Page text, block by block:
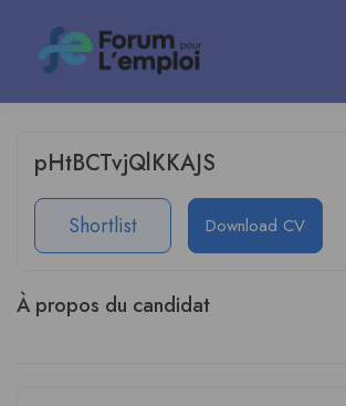
pHtBCTvjQlKKAJS
Shortlist Download CV
À propos du candidat